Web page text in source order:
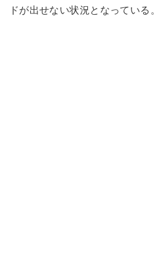
ドが出せない状況となっている。